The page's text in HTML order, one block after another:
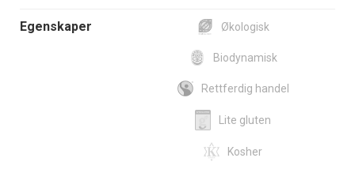
Egenskaper Økologisk
Biodynamisk
Rettferdig handel
Lite gluten
Kosher